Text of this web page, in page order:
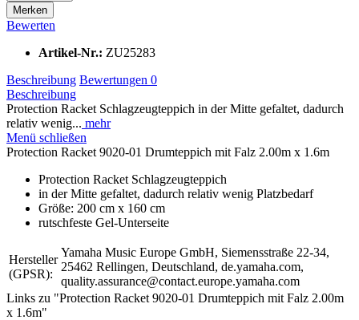
Merken
Bewerten
Artikel-Nr.: ZU25283
Beschreibung Bewertungen 0
Beschreibung
Protection Racket Schlagzeugteppich in der Mitte gefaltet, dadurch
relativ wenig... mehr
Menü schließen
Protection Racket 9020-01 Drumteppich mit Falz 2.00m x 1.6m
Protection Racket Schlagzeugteppich
in der Mitte gefaltet, dadurch relativ wenig Platzbedarf
Größe: 200 cm x 160 cm
rutschfeste Gel-Unterseite
Hersteller
(GPSR):
Yamaha Music Europe GmbH, Siemensstraße 22-34,
25462 Rellingen, Deutschland, de.yamaha.com,
quality.assurance@contact.europe.yamaha.com
Links zu "Protection Racket 9020-01 Drumteppich mit Falz 2.00m
x 1.6m"